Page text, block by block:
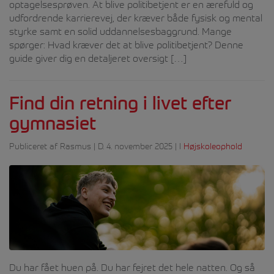
optagelsesprøven. At blive politibetjent er en ærefuld og
udfordrende karrierevej, der kræver både fysisk og mental
styrke samt en solid uddannelsesbaggrund. Mange
spørger: Hvad kræver det at blive politibetjent? Denne
guide giver dig en detaljeret oversigt […]
Find din retning i livet efter
gymnasiet
Publiceret af Rasmus | D. 4. november 2025 | I Højskoleophold
Du har fået huen på. Du har fejret det hele natten. Og så